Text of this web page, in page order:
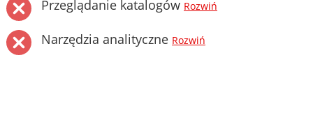
Przeglądanie katalogów Rozwiń
Narzędzia analityczne Rozwiń